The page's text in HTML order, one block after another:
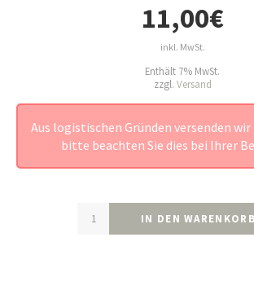
11,00€
inkl. MwSt.
Enthält 7% MwSt.
zzgl. Versand
Aus logistischen Gründen versenden
bitte beachten Sie dies bei Ihrer
IN DEN WARENKORB